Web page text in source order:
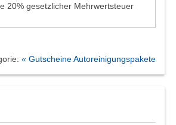
20% gesetzlicher Mehrwertsteuer
« Gutscheine Autoreinigungspakete